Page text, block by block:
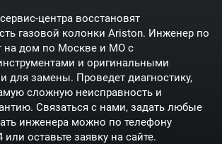
центра восстановят
газовой колонки Ariston. Инженер по
на дом по Москве и МО с
и оригинальными
для замены. Проведет диагностику,
сложную неисправность и
Связаться с нами, задать любые
инженера можно по телефону
или оставьте заявку на сайте.